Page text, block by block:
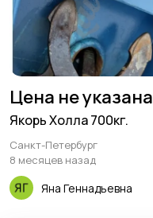
Цена не указана
Якорь Холла 700кг.
Санкт-Петербург
8 месяцев назад
Яна Геннадьевна